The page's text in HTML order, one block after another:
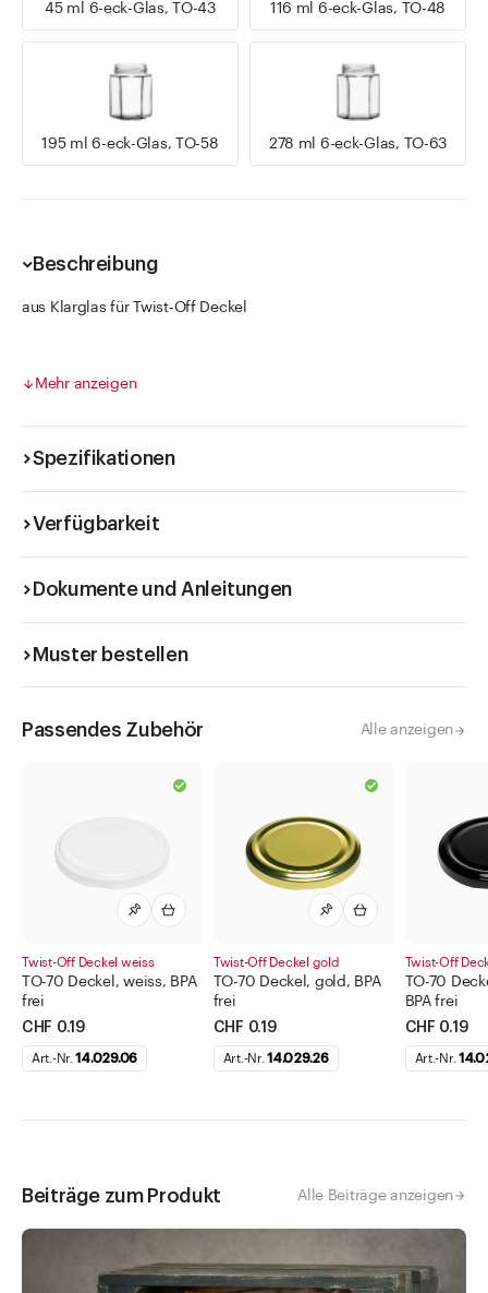
45 ml 6-eck-Glas, TO-43 116 ml 6-eck-Glas, TO-48
195 ml 6-eck-Glas, TO-58 278 ml 6-eck-Glas, TO-63
Beschreibung
aus Klarglas für Twist-Off Deckel
Stabilität. Ihre geometrische Form ermöglicht eine effiziente
für Konfitüre, Gelees, Chutneys, Joghurt oder Gewürze und
Mehr anzeigen
Spezifikationen
Verfügbarkeit
Dokumente und Anleitungen
Muster bestellen
Passendes Zubehör Alle anzeigen
Twist-Off Deckel weiss
TO-70 Deckel, weiss, BPA
frei
CHF 0.19
Art.-Nr.14.029.06
Twist-Off Deckel gold
TO-70 Deckel, gold, BPA
frei
CHF 0.19
Art.-Nr.14.029.26
Twist-Off
TO-70
BPA frei
CHF 0.19
Art.-Nr.
Beiträge zum Produkt Alle Beiträge anzeigen